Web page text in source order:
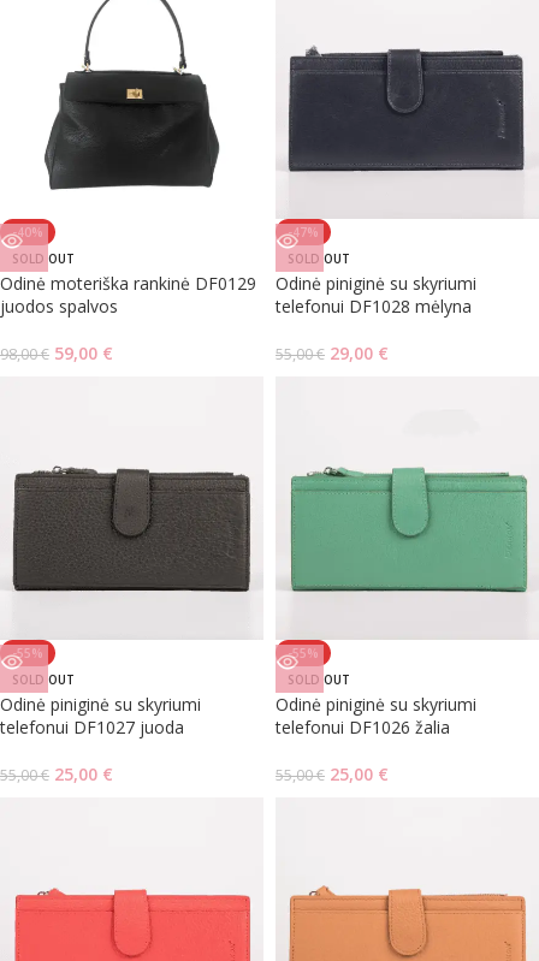
-40%
SOLD OUT
Odinė moteriška rankinė DF0129
juodos spalvos
98,00€ 59,00 €
-47%
SOLD OUT
Odinė piniginė su skyriumi
telefonui DF1028 mėlyna
55,00€ 29,00 €
-55%
SOLD OUT
Odinė piniginė su skyriumi
telefonui DF1027 juoda
55,00€ 25,00 €
-55%
SOLD OUT
Odinė piniginė su skyriumi
telefonui DF1026 žalia
55,00€ 25,00 €